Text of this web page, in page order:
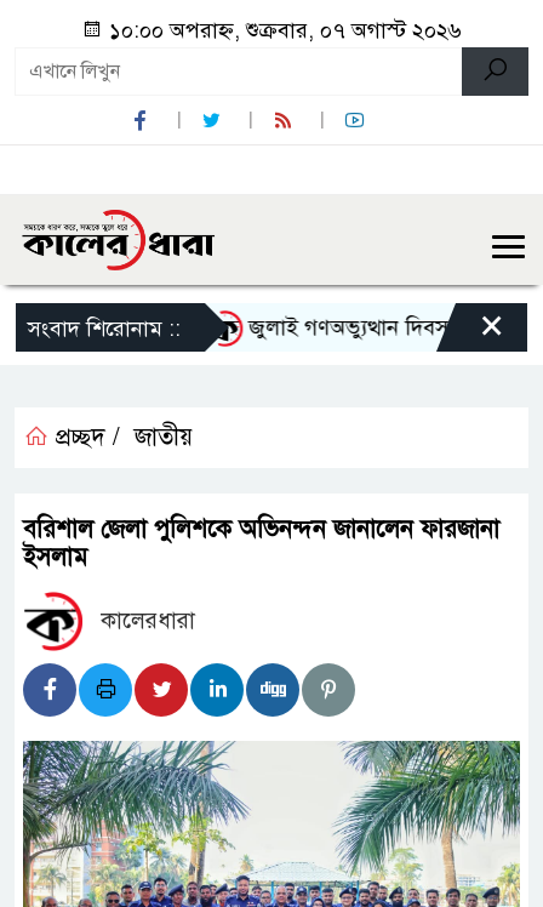
১০:০০ অপরাহ্ন, শুক্রবার, ০৭ অগাস্ট ২০২৬
সংবাদ শিরোনাম ::
হেনস্থার অভিযোগ জুলাই গণঅভ্যুত্থান দিবস উপলক্ষে×
প্রচ্ছদ / জাতীয়
বরিশাল জেলা পুলিশকে অভিনন্দন জানালেন ফারজানা
ইসলাম
কালেরধারা